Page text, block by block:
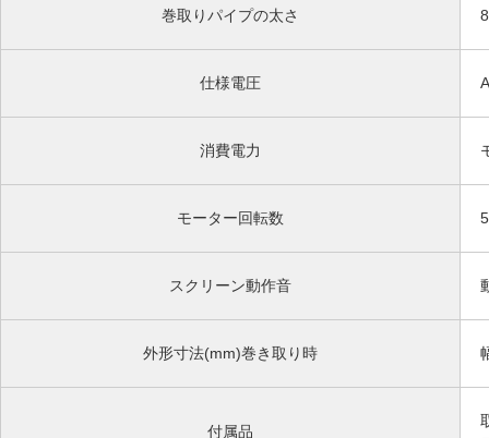
巻取りパイプの太さ
仕様電圧
消費電力
モーター回転数
スクリーン動作音
外形寸法(mm)巻き取り時
付属品